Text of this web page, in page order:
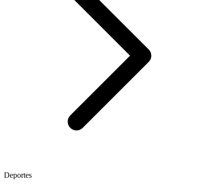
Deportes